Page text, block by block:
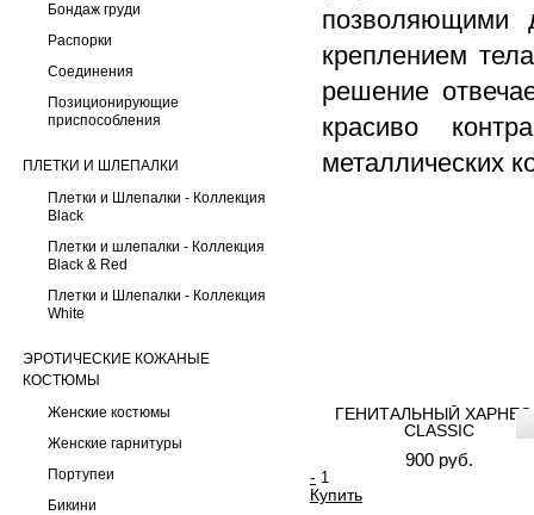
Бондаж груди
Распорки
Соединения
Позиционирующие
приспособления
ПЛЕТКИ И ШЛЕПАЛКИ
Плетки и Шлепалки - Коллекция
Black
Плетки и шлепалки - Коллекция
Black & Red
Плетки и Шлепалки - Коллекция
White
ЭРОТИЧЕСКИЕ КОЖАНЫЕ
КОСТЮМЫ
Женские костюмы
Женские гарнитуры
Портупеи
Бикини
позволяющими
креплением
решение
красиво
металлических
ГЕНИТАЛЬНЫЙ
CLASSIC
900 руб.
-
Купить